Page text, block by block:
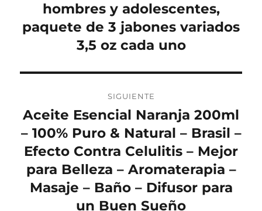
hombres y adolescentes,
paquete de 3 jabones variados
3,5 oz cada uno
SIGUIENTE
Entrada
siguiente:
Aceite Esencial Naranja 200ml
– 100% Puro & Natural – Brasil –
Efecto Contra Celulitis – Mejor
para Belleza – Aromaterapia –
Masaje – Baño – Difusor para
un Buen Sueño